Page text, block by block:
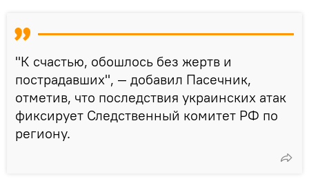
"К счастью, обошлось без жертв и
пострадавших", — добавил Пасечник,
отметив, что последствия украинских атак
фиксирует Следственный комитет РФ по
региону.